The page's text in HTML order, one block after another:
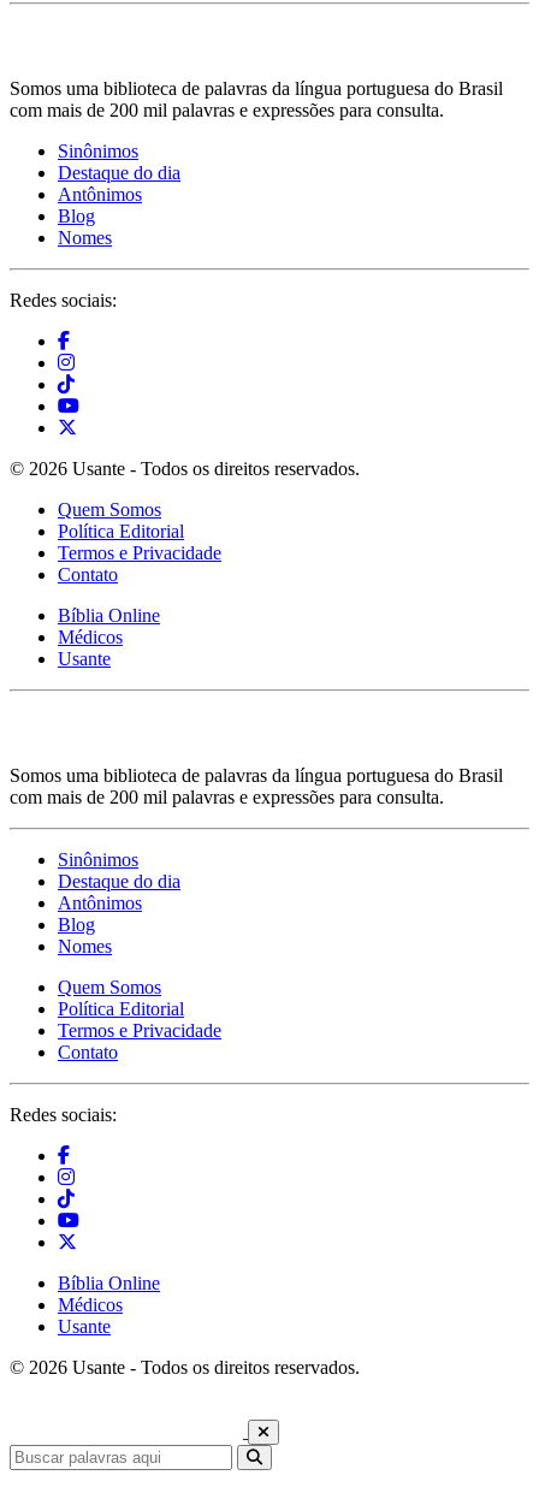
Somos uma biblioteca de palavras da língua portuguesa do Brasil
com mais de 200 mil palavras e expressões para consulta.
Sinônimos
Destaque do dia
Antônimos
Blog
Nomes
Redes sociais:
© 2026 Usante - Todos os direitos reservados.
Quem Somos
Política Editorial
Termos e Privacidade
Contato
Bíblia Online
Médicos
Usante
Somos uma biblioteca de palavras da língua portuguesa do Brasil
com mais de 200 mil palavras e expressões para consulta.
Sinônimos
Destaque do dia
Antônimos
Blog
Nomes
Quem Somos
Política Editorial
Termos e Privacidade
Contato
Redes sociais:
Bíblia Online
Médicos
Usante
© 2026 Usante - Todos os direitos reservados.